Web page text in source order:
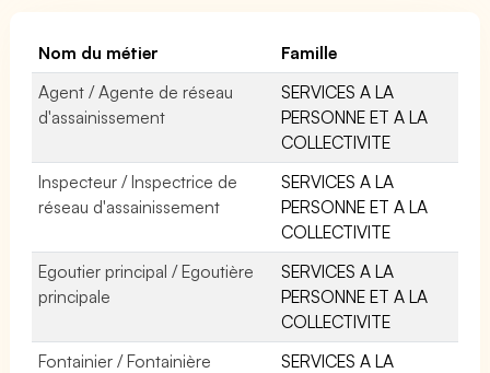
Nom du métier
Famille
Agent / Agente de réseau
d'assainissement
SERVICES A LA
PERSONNE ET A LA
COLLECTIVITE
Inspecteur / Inspectrice de
réseau d'assainissement
SERVICES A LA
PERSONNE ET A LA
COLLECTIVITE
Egoutier principal / Egoutière
principale
SERVICES A LA
PERSONNE ET A LA
COLLECTIVITE
Fontainier / Fontainière
SERVICES A LA